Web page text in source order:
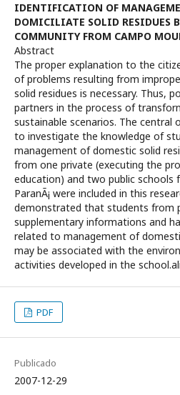
IDENTIFICATION OF
DOMICILIATE SOLID RESIDUES
COMMUNITY FROM CAMPO
Abstract
The proper explanation to the
of problems resulting from
solid residues is necessary. Thus,
partners in the process of
sustainable scenarios. The central
to investigate the knowledge of
management of domestic solid
from one private (executing the
education) and two public schools
ParanÃ¡ were included in this
demonstrated that students from
supplementary informations and
related to management of
may be associated with the
activities developed in the
PDF
Publicado
2007-12-29